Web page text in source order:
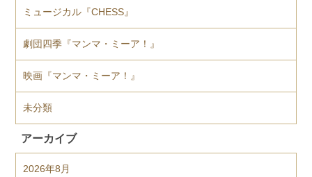
ミュージカル『CHESS』
劇団四季『マンマ・ミーア！』
映画『マンマ・ミーア！』
未分類
アーカイブ
2026年8月